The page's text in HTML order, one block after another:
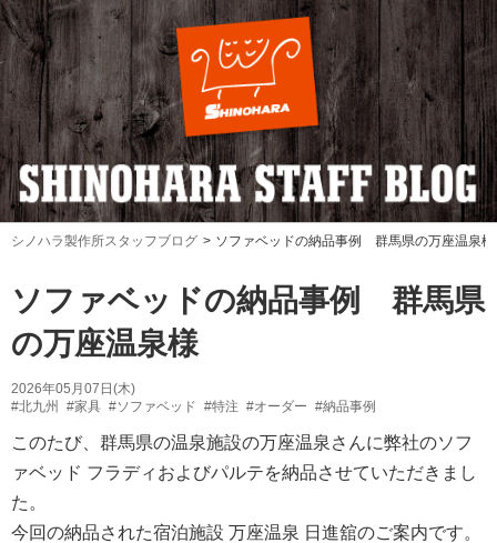
シノハラ製作所スタッフブログ ソファベッドの納品事例 群馬県の万座温泉様
ソファベッドの納品事例 群馬県
の万座温泉様
2026年05月07日(木)
#北九州
#家具 #ソファベッド #特注 #オーダー #納品事例
このたび、群馬県の温泉施設の万座温泉さんに弊社のソフ
ァベッド フラディおよびパルテを納品させていただきまし
た。
今回の納品された宿泊施設 万座温泉 日進舘のご案内です。